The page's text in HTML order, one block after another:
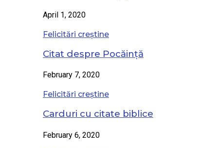
April 1, 2020
Felicitări creștine
Citat despre Pocăință
February 7, 2020
Felicitări creștine
Carduri cu citate biblice
February 6, 2020